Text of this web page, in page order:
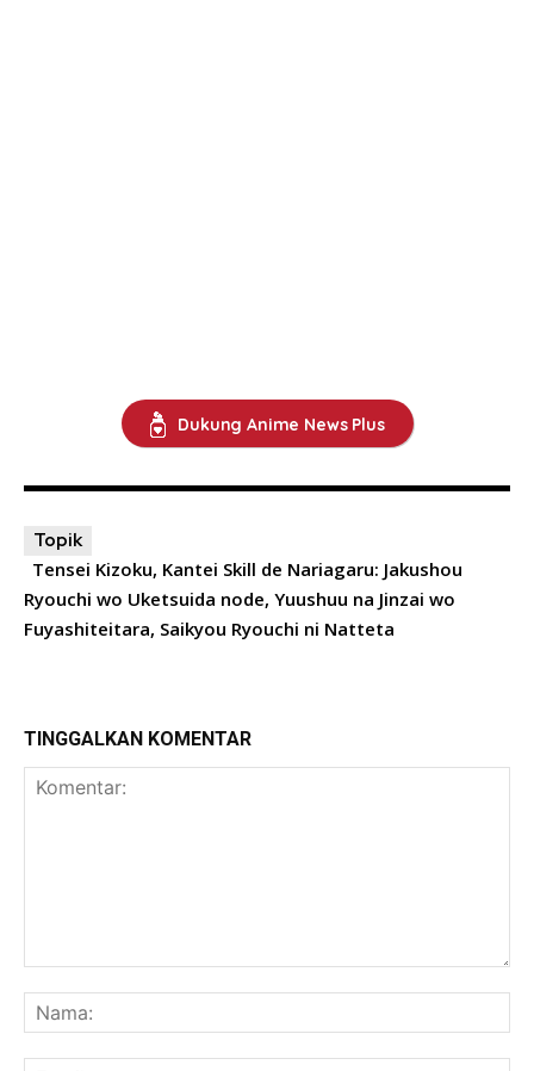
Dukung Anime News Plus
Topik
Tensei Kizoku, Kantei Skill de Nariagaru: Jakushou
Ryouchi wo Uketsuida node, Yuushuu na Jinzai wo
Fuyashiteitara, Saikyou Ryouchi ni Natteta
TINGGALKAN KOMENTAR